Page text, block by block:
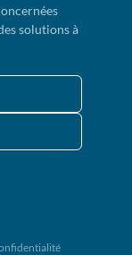
solutions à